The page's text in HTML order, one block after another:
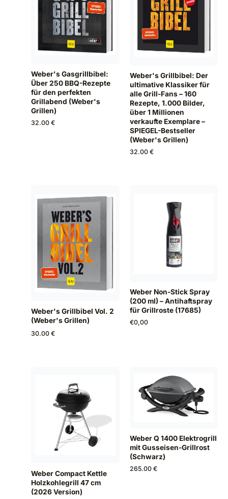
Weber's Gasgrillbibel:
Über 250 BBQ-Rezepte
für den perfekten
Grillabend (Weber's
Grillen)
32.00 €
Weber's Grillbibel: Der
ultimative Klassiker für
alle Grill-Fans – 160
Rezepte, 1.000 Bilder,
über 1 Millionen
verkaufte Exemplare –
SPIEGEL-Bestseller
(Weber's Grillen)
32.00 €
Weber's Grillbibel Vol. 2
(Weber's Grillen)
30.00 €
Weber Non-Stick Spray
(200 ml) – Antihaftspray
für Grillroste (17685)
€0,00
Weber Compact Kettle
Holzkohlegrill 47 cm
(2026 Version)
Weber Q 1400 Elektrogrill
mit Gusseisen-Grillrost
(Schwarz)
265.00 €